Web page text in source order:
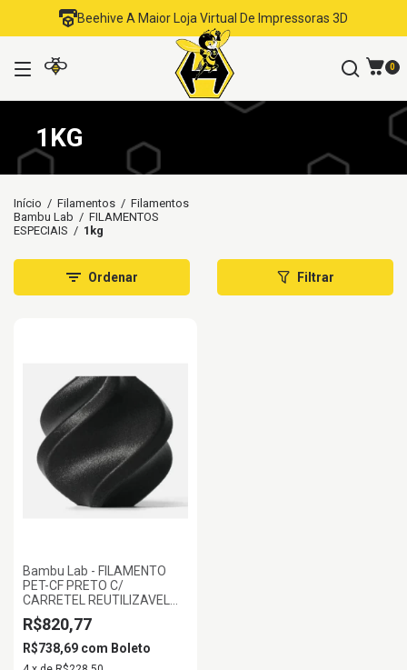
Beehive A Maior Loja Virtual De Impressoras 3D
0
1KG
Início / Filamentos / Filamentos
Bambu Lab / FILAMENTOS
ESPECIAIS / 1kg
Ordenar Filtrar
Bambu Lab - FILAMENTO
PET-CF PRETO C/
CARRETEL REUTILIZAVEL
0.5KG 1.75MM BAMBU LAB
R$820,77
R$738,69 com Boleto